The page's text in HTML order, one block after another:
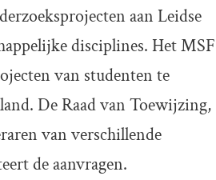
aan Leidse
disciplines. Het MSF
van studenten te
De Raad van Toewijzing,
van verschillende
de aanvragen.